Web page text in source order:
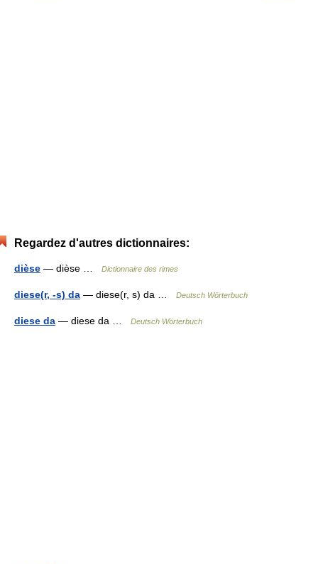
Regardez d'autres dictionnaires:
dièse — dièse … Dictionnaire des rimes
diese(r, -s) da — diese(r, s) da … Deutsch Wörterbuch
diese da — diese da … Deutsch Wörterbuch